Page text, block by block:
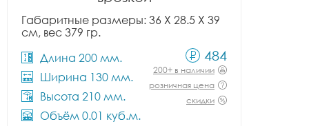
Габаритные размеры: 36 X 28.5 X 39
см, вес 379 гр.
Длина 200 мм.
Ширина 130 мм.
Высота 210 мм.
Объём 0.01 куб.м.
484
200+ в наличии
розничная цена
скидки